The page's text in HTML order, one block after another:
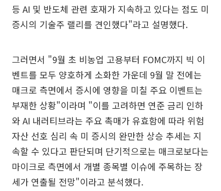
등 AI 및 반도체 관련 호재가 지속하고 있다는 점도 미
증시의 기술주 랠리를 견인했다"라고 설명했다.
그러면서 "9월 초 비농업 고용부터 FOMC까지 빅 이
벤트를 모두 양호하게 소화한 가운데 9월 말 전에는
매크로 측면에서 증시에 영향을 미칠 주요 이벤트는
부재한 상황"이라며 "이를 고려하면 연준 금리 인하
와 AI 내러티브라는 주요 촉매가 유효함에 따라 위험
자산 선호 심리 속 미 증시의 완만한 상승 추세는 지
속할 수 있다고 판단되며 단기적으로는 매크로보다는
마이크로 측면에서 개별 종목별 이슈에 주목하는 장
세가 연출될 전망"이라고 분석했다.